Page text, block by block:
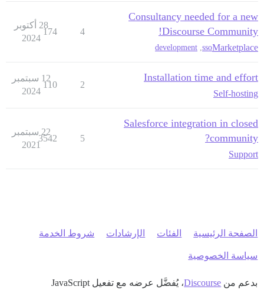
Consultancy needed for a new
Discourse Community!
Marketplace
sso
,
development
4
174
28 أكتوبر
2024
Installation time and effort
Self-hosting
2
110
12 سبتمبر
2024
Salesforce integration in closed
community?
Support
5
3542
22 سبتمبر
2021
الصفحة الرئيسية الفئات الإرشادات شروط الخدمة
سياسة الخصوصية
بدعم من Discourse، يُفضَّل عرضه مع تفعيل JavaScript